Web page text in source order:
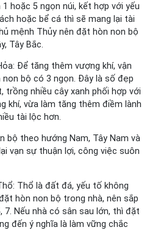
hoặc 5 ngọn núi, kết hợp với yếu
hoặc bể cá thì sẽ mang lại tài
mệnh Thủy nên đặt hòn non bộ
Tây Bắc.
Để tăng thêm vượng khí, vận
bộ có 3 ngọn. Đây là số đẹp
nhiều cây xanh phối hợp với
khí, vừa làm tăng thêm điềm lành
tài lộc hơn.
bộ theo hướng Nam, Tây Nam và
vạn sự thuận lợi, công việc suôn
Thổ là đất đá, yếu tố không
hòn non bộ trong nhà, nên sắp
Nếu nhà có sân sau lớn, thì đặt
đến ý nghĩa là làm vững chắc